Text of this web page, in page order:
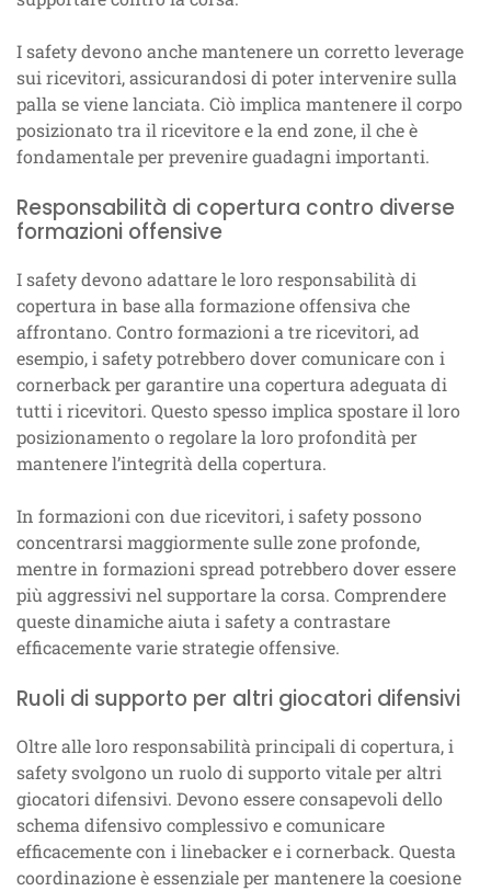
I safety devono anche mantenere un corretto leverage
sui ricevitori, assicurandosi di poter intervenire sulla
palla se viene lanciata. Ciò implica mantenere il corpo
posizionato tra il ricevitore e la end zone, il che è
fondamentale per prevenire guadagni importanti.
Responsabilità di copertura contro diverse
formazioni offensive
I safety devono adattare le loro responsabilità di
copertura in base alla formazione offensiva che
affrontano. Contro formazioni a tre ricevitori, ad
esempio, i safety potrebbero dover comunicare con i
cornerback per garantire una copertura adeguata di
tutti i ricevitori. Questo spesso implica spostare il loro
posizionamento o regolare la loro profondità per
mantenere l’integrità della copertura.
In formazioni con due ricevitori, i safety possono
concentrarsi maggiormente sulle zone profonde,
mentre in formazioni spread potrebbero dover essere
più aggressivi nel supportare la corsa. Comprendere
queste dinamiche aiuta i safety a contrastare
efficacemente varie strategie offensive.
Ruoli di supporto per altri giocatori difensivi
Oltre alle loro responsabilità principali di copertura, i
safety svolgono un ruolo di supporto vitale per altri
giocatori difensivi. Devono essere consapevoli dello
schema difensivo complessivo e comunicare
efficacemente con i linebacker e i cornerback. Questa
coordinazione è essenziale per mantenere la coesione